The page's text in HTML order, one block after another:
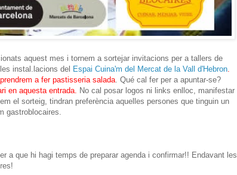
aquest mes i tornem a sortejar invitacions per a tallers de
instal.lacions del Espai Cuina'm del Mercat de la Vall d'Hebron
a fer pastisseria salada . Qué cal fer per a apuntar-se?
en aquesta entrada. No cal posar logos ni links enlloc, manifestar
el sorteig, tindran preferència aquelles persones que tinguin un
gastroblocaires.
a que hi hagi temps de preparar agenda i confirmar!! Endavant les